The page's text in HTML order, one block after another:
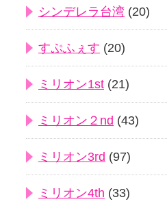
シンデレラ台湾 (20)
すぷふぇす (20)
ミリオン1st (21)
ミリオン２nd (43)
ミリオン3rd (97)
ミリオン4th (33)